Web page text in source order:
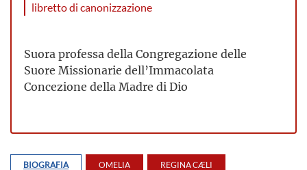
libretto di canonizzazione
Suora professa della Congregazione delle
Suore Missionarie dell’Immacolata
Concezione della Madre di Dio
BIOGRAFIA OMELIA REGINA CÆLI